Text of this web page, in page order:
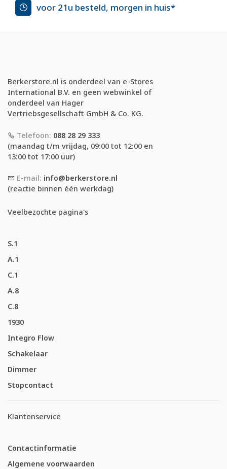
voor 21u besteld, morgen in huis*
Berkerstore.nl is onderdeel van e-Stores
International B.V. en geen webwinkel of
onderdeel van Hager
Vertriebsgesellschaft GmbH & Co. KG.
Telefoon: 088 28 29 333
(maandag t/m vrijdag, 09:00 tot 12:00 en
13:00 tot 17:00 uur)
E-mail: info@berkerstore.nl
(reactie binnen één werkdag)
Veelbezochte pagina's
S.1
A.1
C.1
A.8
C.8
1930
Integro Flow
Schakelaar
Dimmer
Stopcontact
Klantenservice
Contactinformatie
Algemene voorwaarden